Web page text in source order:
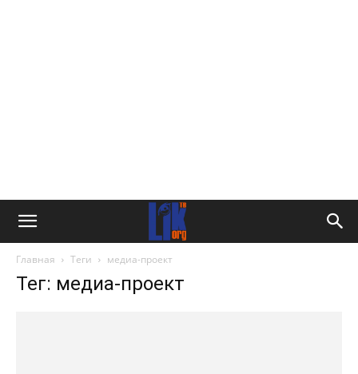
Главная Теги медиа-проект
Тег: медиа-проект